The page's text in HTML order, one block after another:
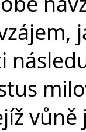
vůně